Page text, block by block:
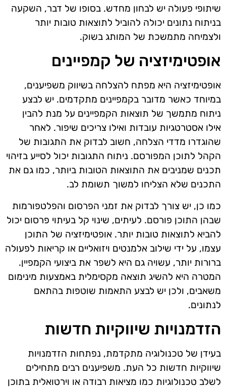
שיתופי פעולה יש לבחון מחדש. בסופו של דבר, השקעה
בניתוח נתונים יכולה להוביל לתוצאות טובות יותר
ולצמיחה מתמשכת של המותג בשוק.
אופטימיזציה של קמפיינים
אופטימיזציה היא מפתח להצלחה בשיווק משפיענים,
במיוחד כאשר מדובר בקמפיינים מתקדמים. יש לבצע
ניתוח מתמשך של תוצאות הקמפיינים על מנת להבין
אילו אסטרטגיות עובדות ואילו צריכים שיפור. לאחר
שהוגדרו מדדי הצלחה, חשוב לבדוק את התגובות של
הקהל לתוכן המפורסם. ניתוח התגובות יכול לסייע בזיהוי
תכנים שמניבים את התוצאות הטובות ביותר, כמו גם את
התכנים שלא הצליחו למשוך תשומת לב.
כמו כן, יש צורך לבדוק את זמני הפרסום והפלטפורמות
שבהן התוכן פורסם. לעיתים, שינוי קל בעיתוי פרסום יכול
להביא לתוצאות טובות יותר. אופטימיזציה של התוכן
עצמו, על ידי שילוב אלמנטים ויזואליים או קריאות לפעולה
ברורות יותר, עשויה גם היא לשפר את ביצועי הקמפיין.
המטרה היא להשיג תוצאה מקסימלית באמצעות מינימום
משאבים, ולכן יש לבצע התאמות שוטפות בהתאם
לנתונים.
הזדמנויות שיווקיות חדשות
בעידן של טכנולוגיה מתקדמת, נפתחות הזדמנויות
שיווקיות חדשות כל העת. משפיענים רבים מתחילים
לשלב טכנולוגיות כמו מציאות רבודה או וירטואלית בתוכן